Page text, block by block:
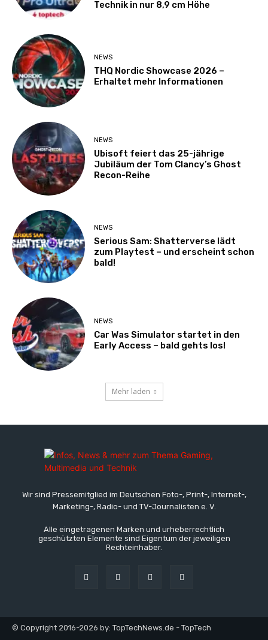
Technik in nur 8,9 cm Höhe
NEWS
THQ Nordic Showcase 2026 –
Erhaltet mehr Informationen
NEWS
Ubisoft feiert das 25-jährige
Jubiläum der Tom Clancy’s Ghost
Recon-Reihe
NEWS
Serious Sam: Shatterverse lädt
zum Playtest – und erscheint schon
bald!
NEWS
Car Was Simulator startet in den
Early Access – bald gehts los!
Mehr laden
Wir sind Pressemitglied im Deutschen Foto-, Print-, Internet-,
Marketing-, Radio- und TV-Journalisten e. V.
Alle eingetragenen Marken und urheberrechtlich
geschützten Elemente sind Eigentum der jeweiligen
Rechteinhaber.
© Copyright 2016-2026 by: TopTechNews.de - TopTech